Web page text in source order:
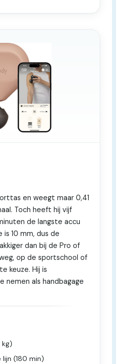
en weegt maar 0,41
Toch heeft hij vijf
de langste accu
is 10 mm, dus de
dan bij de Pro of
op de sportschool of
keuze. Hij is
nemen als handbagage
kg)
(180 min)